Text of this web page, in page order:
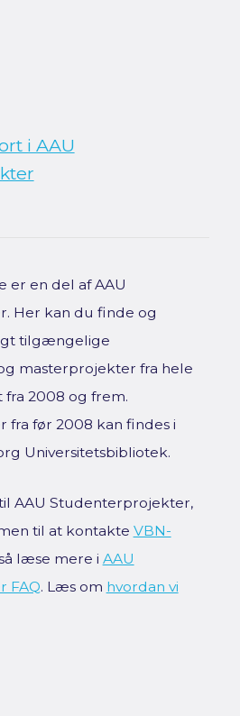
i AAU
er en del af AAU
Her kan du finde og
tilgængelige
masterprojekter fra hele
fra 2008 og frem.
før 2008 kan findes i
Universitetsbibliotek.
AAU Studenterprojekter,
til at kontakte VBN-
læse mere i AAU
FAQ. Læs om hvordan vi